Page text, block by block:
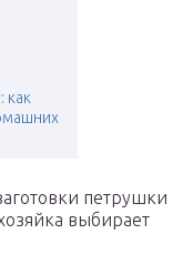
как
петрушки
выбирает